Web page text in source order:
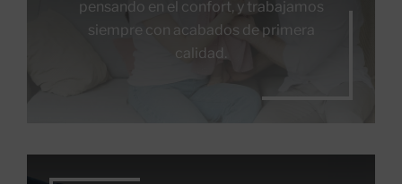
pensando en el confort, y trabajamos
siempre con acabados de primera
calidad.